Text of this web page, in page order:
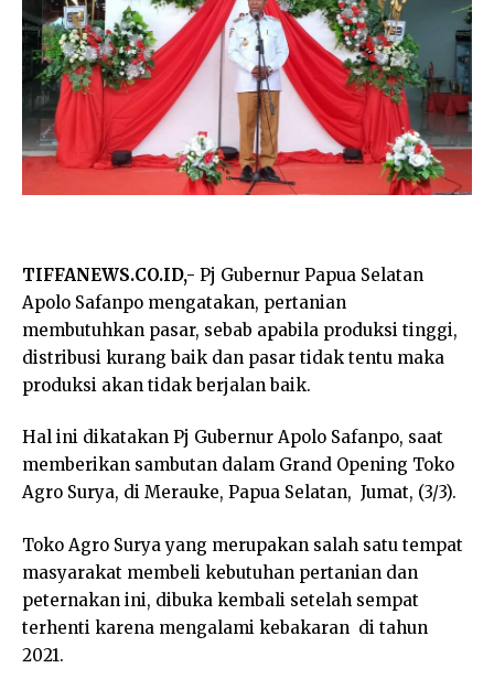
TIFFANEWS.CO.ID,- Pj Gubernur Papua Selatan
Apolo Safanpo mengatakan, pertanian
membutuhkan pasar, sebab apabila produksi tinggi,
distribusi kurang baik dan pasar tidak tentu maka
produksi akan tidak berjalan baik.
Hal ini dikatakan Pj Gubernur Apolo Safanpo, saat
memberikan sambutan dalam Grand Opening Toko
Agro Surya, di Merauke, Papua Selatan, Jumat, (3/3).
Toko Agro Surya yang merupakan salah satu tempat
masyarakat membeli kebutuhan pertanian dan
peternakan ini, dibuka kembali setelah sempat
terhenti karena mengalami kebakaran di tahun
2021.